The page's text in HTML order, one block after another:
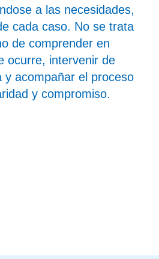
a las necesidades,
cada caso. No se trata
de comprender en
ocurre, intervenir de
y acompañar el proceso
y compromiso.